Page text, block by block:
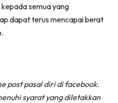
semua yang
dapat terus mencapai berat
post pasal diri di facebook.
syarat yang diletakkan